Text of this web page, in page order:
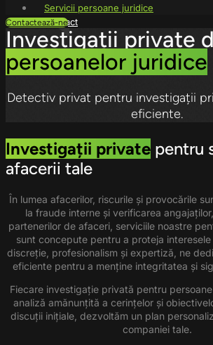
Servicii persoane juridice
Contact
X
Contactează-ne
Investigații private
persoanelor juridice
Detectiv privat pentru investigații
eficiente.
Investigații private pentru
afacerii tale
În lumea afacerilor, riscurile și provocările
la fraude interne și verificarea
partenerilor de afaceri, serviciile noastre
sunt concepute pentru a proteja
discreție, profesionalism și expertiză, ne
eficiente pentru a menține integritatea și
Fiecare investigație privată pentru
analiză amănunțită a cerințelor și
discuții inițiale, dezvoltăm un plan
companiei tale.